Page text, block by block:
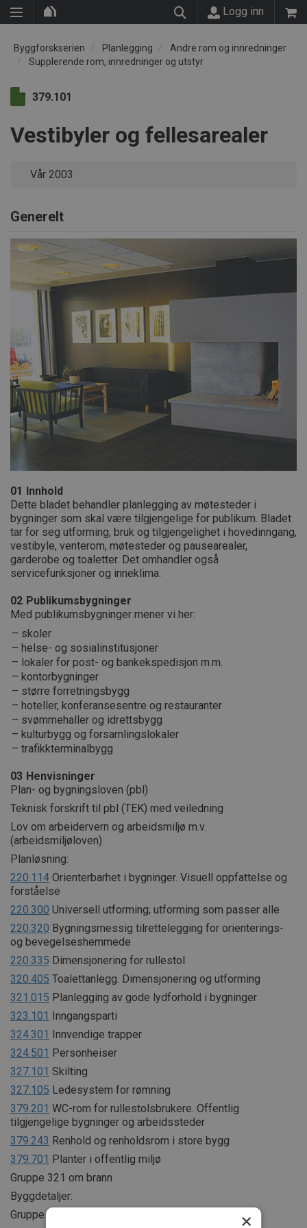
Logg inn
Byggforskserien Planlegging
Andre rom og innredninger
Supplerende rom, innredninger og utstyr
379.101
Vestibyler og fellesarealer
Vår 2003
Generelt
01
Innhold
Dette bladet behandler planlegging av møtesteder i
bygninger som skal være tilgjengelige for publikum. Bladet
tar for seg utforming, bruk og tilgjengelighet i hovedinngang,
vestibyle, venterom, møtesteder og pausearealer,
garderobe og toaletter. Det omhandler også
servicefunksjoner og inneklima.
02 Publikumsbygninger
Med publikumsbygninger mener vi her:
skoler
helse- og sosialinstitusjoner
lokaler for post- og bankekspedisjon m.m.
kontorbygninger
større forretningsbygg
hoteller, konferansesentre og restauranter
svømmehaller og idrettsbygg
kulturbygg og forsamlingslokaler
trafikkterminalbygg
03 Henvisninger
Plan- og bygningsloven (pbl)
Teknisk forskrift til pbl (TEK) med veiledning
Lov om arbeidervern og arbeidsmiljø m.v.
(arbeidsmiljøloven)
Planløsning:
220.114 Orienterbarhet i bygninger. Visuell oppfattelse og
forståelse
220.300 Universell utforming; utforming som passer alle
220.320 Bygningsmessig tilrettelegging for orienterings-
og bevegelseshemmede
220.335 Dimensjonering for rullestol
320.405 Toalettanlegg. Dimensjonering og utforming
321.015 Planlegging av gode lydforhold i bygninger
323.101
Inngangsparti
324.301
Innvendige trapper
324.501 Personheiser
327.101 Skilting
327.105 Ledesystem for rømning
379.201 WC-rom for rullestolsbrukere. Offentlig
tilgjengelige bygninger og arbeidssteder
379.243 Renhold og renholdsrom i store bygg
379.701 Planter i offentlig miljø
Gruppe 321 om brann
Byggdetaljer:
Gruppe 421.6 om lys og belysning
×